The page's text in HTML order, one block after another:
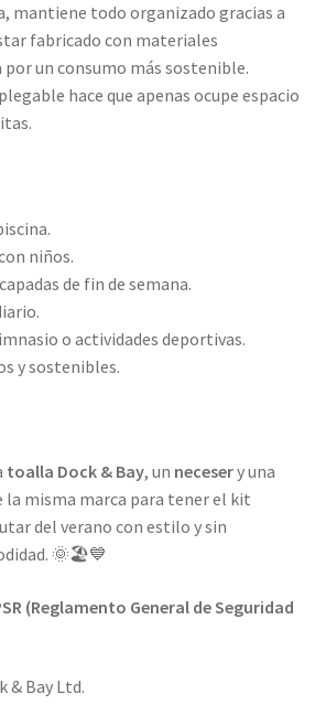
mantiene todo organizado gracias a
fabricado con materiales
por un consumo más sostenible.
hace que apenas ocupe espacio
niños.
de fin de semana.
o actividades deportivas.
y sostenibles.
toalla Dock & Bay, un necesery una
la misma marca para tener el kit
del verano con estilo y sin
🌞🏖️💙
(Reglamento General de Seguridad
& Bay Ltd.